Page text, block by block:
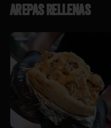
Arepas Rellenas